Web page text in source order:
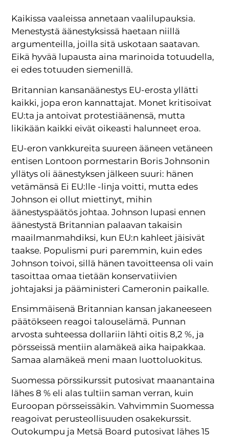
Kaikissa vaaleissa annetaan vaalilupauksia.
Menestystä äänestyksissä haetaan niillä
argumenteilla, joilla sitä uskotaan saatavan.
Eikä hyvää lupausta aina marinoida totuudella,
ei edes totuuden siemenillä.
Britannian kansanäänestys EU-erosta yllätti
kaikki, jopa eron kannattajat. Monet kritisoivat
EU:ta ja antoivat protestiäänensä, mutta
likikään kaikki eivät oikeasti halunneet eroa.
EU-eron vankkureita suureen ääneen vetäneen
entisen Lontoon pormestarin Boris Johnsonin
yllätys oli äänestyksen jälkeen suuri: hänen
vetämänsä Ei EU:lle -linja voitti, mutta edes
Johnson ei ollut miettinyt, mihin
äänestyspäätös johtaa. Johnson lupasi ennen
äänestystä Britannian palaavan takaisin
maailmanmahdiksi, kun EU:n kahleet jäisivät
taakse. Populismi puri paremmin, kuin edes
Johnson toivoi, sillä hänen tavoitteensa oli vain
tasoittaa omaa tietään konservatiivien
johtajaksi ja pääministeri Cameronin paikalle.
Ensimmäisenä Britannian kansan jakaneeseen
päätökseen reagoi talouselämä. Punnan
arvosta suhteessa dollariin lähti oitis 8,2 %, ja
pörsseissä mentiin alamäkeä aika haipakkaa.
Samaa alamäkeä meni maan luottoluokitus.
Suomessa pörssikurssit putosivat maanantaina
lähes 8 % eli alas tultiin saman verran, kuin
Euroopan pörsseissäkin. Vahvimmin Suomessa
reagoivat perusteollisuuden osakekurssit.
Outokumpu ja Metsä Board putosivat lähes 15